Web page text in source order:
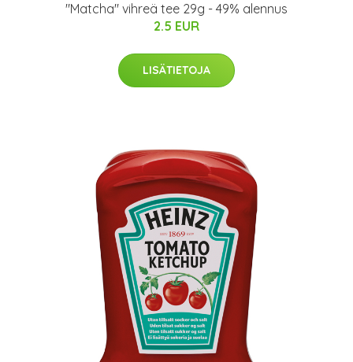
"Matcha" vihreä tee 29g - 49% alennus
2.5 EUR
LISÄTIETOJA